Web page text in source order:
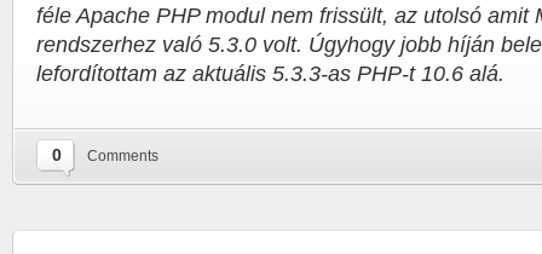
féle Apache PHP modul nem frissült, az utolsó amit
rendszerhez való 5.3.0 volt. Úgyhogy jobb híján
lefordítottam az aktuális 5.3.3-as PHP-t 10.6 alá.
0 Comments